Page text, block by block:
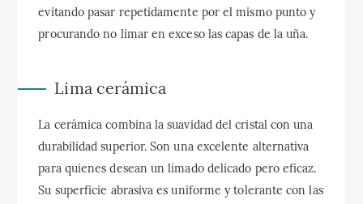
evitando pasar repetidamente por el mismo punto y
procurando no limar en exceso las capas de la uña.
Lima cerámica
La cerámica combina la suavidad del cristal con una
durabilidad superior. Son una excelente alternativa
para quienes desean un limado delicado pero eficaz.
Su superficie abrasiva es uniforme y tolerante con las